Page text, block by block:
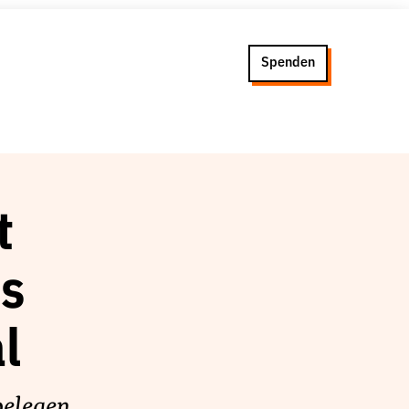
Spenden